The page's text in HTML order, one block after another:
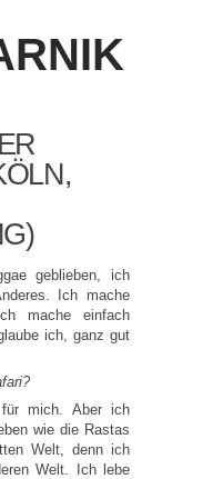
geblieben, ich
Ich mache
mache einfach
ich, ganz gut
für mich. Aber ich
wie die Rastas
Welt, denn ich
Welt. Ich lebe